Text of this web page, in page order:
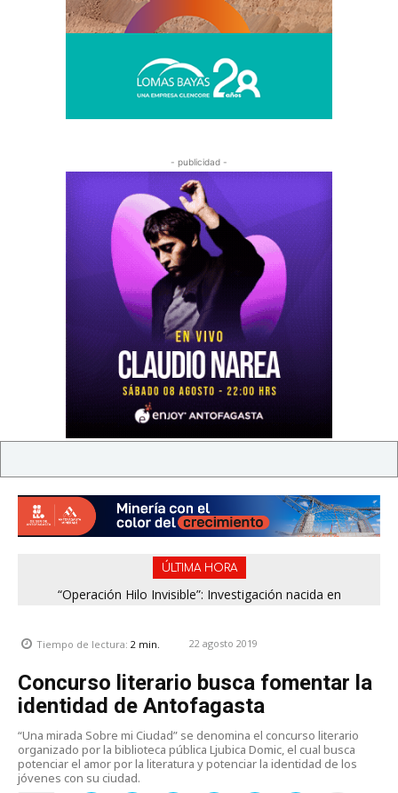
- publicidad -